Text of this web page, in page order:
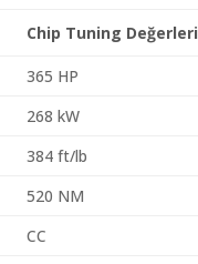
Chip Tuning Değerleri
365 HP
268 kW
384 ft/lb
520 NM
CC